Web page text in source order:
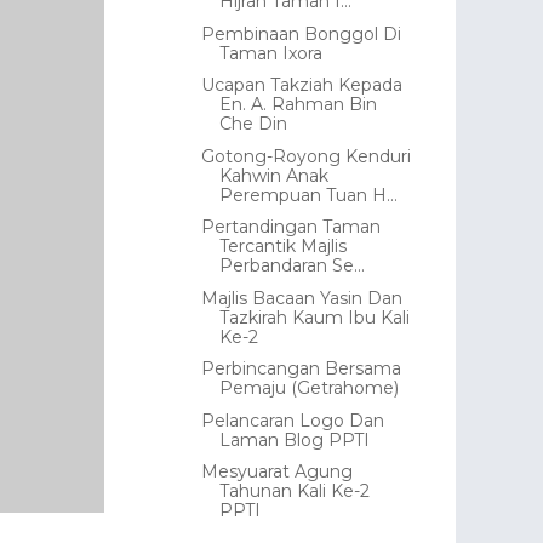
Pembinaan Bonggol Di
Taman Ixora
Ucapan Takziah Kepada
En. A. Rahman Bin
Che Din
Gotong-Royong Kenduri
Kahwin Anak
Perempuan Tuan H...
Pertandingan Taman
Tercantik Majlis
Perbandaran Se...
Majlis Bacaan Yasin Dan
Tazkirah Kaum Ibu Kali
Ke-2
Perbincangan Bersama
Pemaju (Getrahome)
Pelancaran Logo Dan
Laman Blog PPTI
Mesyuarat Agung
Tahunan Kali Ke-2
PPTI